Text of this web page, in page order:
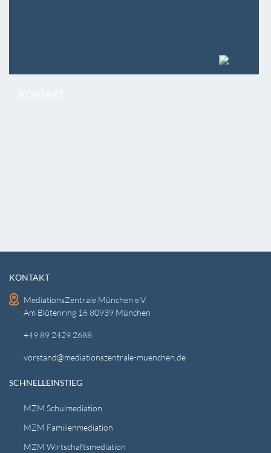
KONTAKT
MediationsZentrale München e.V.
Am Blütenring 16 80939 München
+49 89 2429 2688
vorstand@mediationszentrale-muenchen.de
SCHNELLEINSTIEG
MZM Schulmediation
MZM Familienmediation
MZM Wirtschaftsmediation